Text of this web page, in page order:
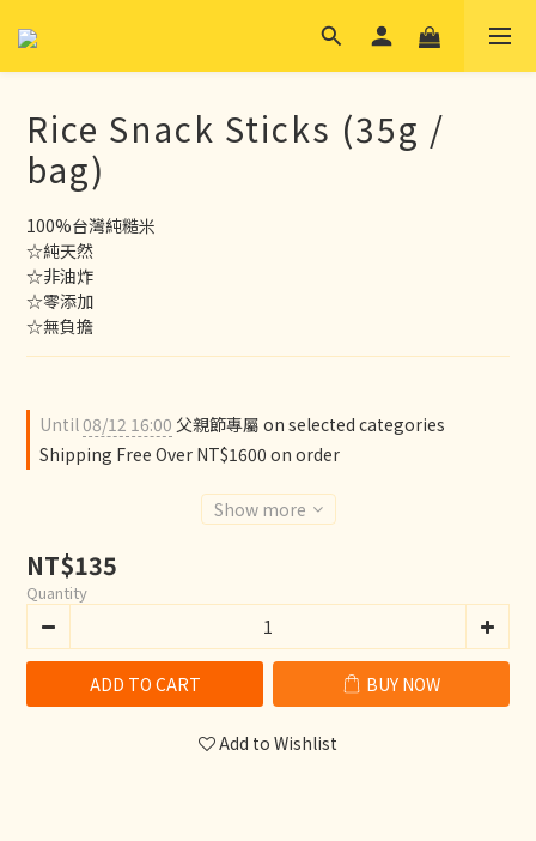
Rice Snack Sticks (35g /
bag)
100%台灣純糙米
☆純天然
☆非油炸
☆零添加
☆無負擔
Until08/12 16:00 父親節專屬 on selected categories
Shipping Free Over NT$1600 on order
Show more
NT$135
Quantity
ADD TO CART BUY NOW
Add to Wishlist